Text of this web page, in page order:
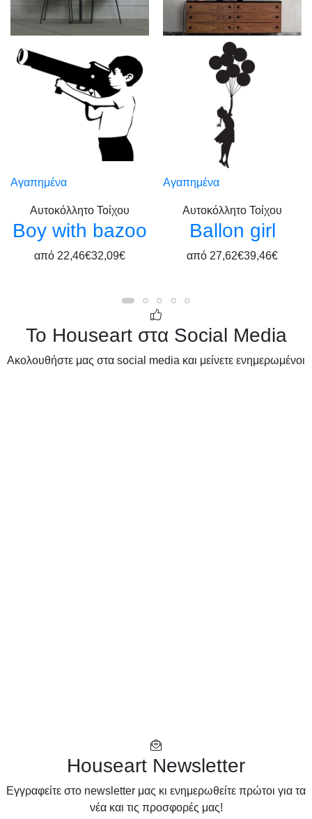
Αγαπημένα
Αυτοκόλλητο Τοίχου
Boy with bazoo
από 22,46€32,09€
Αγαπημένα
Αυτοκόλλητο Τοίχου
Ballon girl
από 27,62€39,46€
Το Houseart στα Social Media
Ακολουθήστε μας στα social media και μείνετε ενημερωμένοι
Houseart Newsletter
Eγγραφείτε στο newsletter μας κι ενημερωθείτε πρώτοι για τα
νέα και τις προσφορές μας!